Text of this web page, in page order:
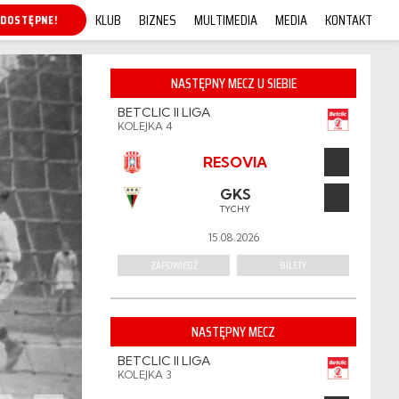
ONLINE! KLUB BIZNES MULTIMEDIA MEDIA KONTAKT
NASTĘPNY MECZ U SIEBIE
BETCLIC II LIGA
KOLEJKA 4
RESOVIA
GKS
TYCHY
15.08.2026
ZAPOWIEDŹ BILETY
NASTĘPNY MECZ
BETCLIC II LIGA
KOLEJKA 3